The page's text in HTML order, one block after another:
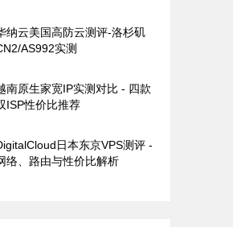
纳云美国高防云测评-洛杉矶
AS992实测
南原生家宽IP实测对比 - 四款
ISP性价比推荐
日本东京VPS测评 -
络、路由与性价比解析